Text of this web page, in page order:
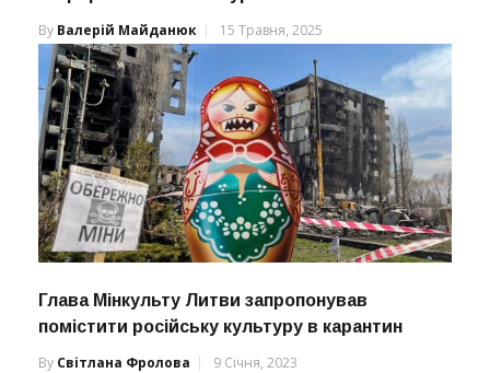
By Валерій Майданюк 15 Травня, 2025
Глава Мінкульту Литви запропонував
помістити російську культуру в карантин
By Світлана Фролова 9 Січня, 2023